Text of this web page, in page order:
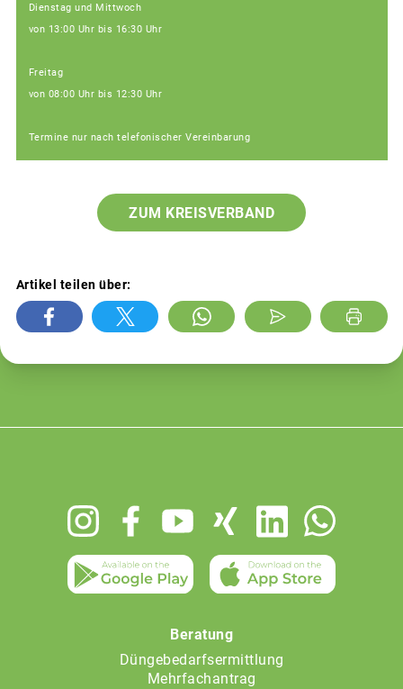
Dienstag und Mittwoch
von 13:00 Uhr bis 16:30 Uhr
Freitag
von 08:00 Uhr bis 12:30 Uhr
Termine nur nach telefonischer Vereinbarung
ZUM KREISVERBAND
Artikel teilen über:
Beratung
Düngebedarfsermittlung
Mehrfachantrag